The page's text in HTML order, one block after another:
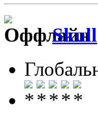
Skull